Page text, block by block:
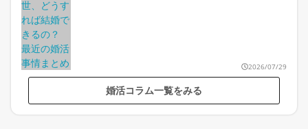
2026/07/29
婚活コラム一覧をみる